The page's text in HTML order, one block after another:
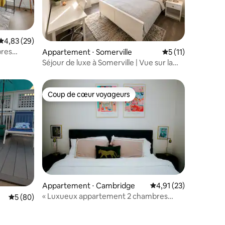
: 5 sur 5
moyenne sur la base de 29 commentaires : 4,83 sur 5
4,83 (29)
Appartement ⋅ Somerville Évaluation
5 (11)
Séjour de luxe à Somerville | Vue sur la
appréciés
Évaluation moyenne sur la base de 80 commentaires : 5 sur 5
5 (80)
Coup de cœur voyageurs
Coup de cœur voyageurs
Appartement ⋅ Cambridge Évaluation moyenne
4,91 (23)
« Luxueux appartement 2 chambres